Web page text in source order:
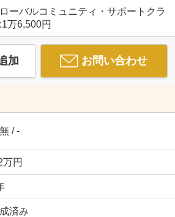
ーバルコミュニティ・サポートクラ
万6,500円
加 お問い合わせ
/ -
万円
済み